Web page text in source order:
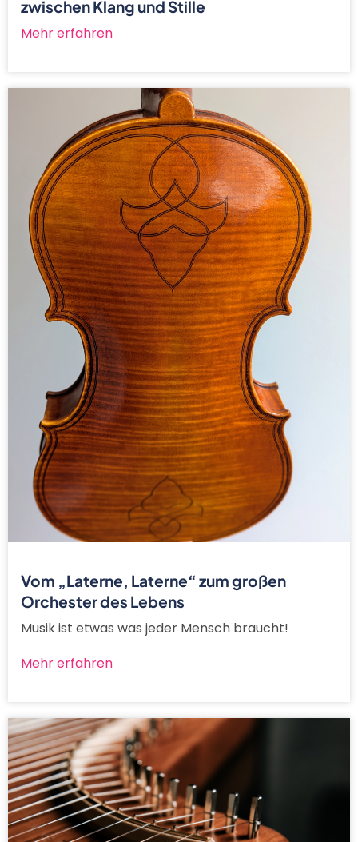
zwischen Klang und Stille
Mehr erfahren
Vom „Laterne, Laterne“ zum großen
Orchester des Lebens
Musik ist etwas was jeder Mensch braucht!
Mehr erfahren